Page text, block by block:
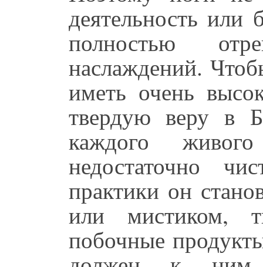
деятельность или
полностью
наслаждений.
иметь очень
твердую веру в
каждого
недостаточно
практики он
или мистиком,
побочные